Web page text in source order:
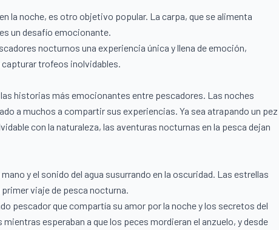
la noche, es otro objetivo popular. La carpa, que se alimenta
un desafío emocionante.
nocturnos una experiencia única y llena de emoción,
trofeos inolvidables.
las historias más emocionantes entre pescadores. Las noches
a muchos a compartir sus experiencias. Ya sea atrapando un pez
con la naturaleza, las aventuras nocturnas en la pesca dejan
y el sonido del agua susurrando en la oscuridad. Las estrellas
viaje de pesca nocturna.
pescador que compartía su amor por la noche y los secretos del
esperaban a que los peces mordieran el anzuelo, y desde